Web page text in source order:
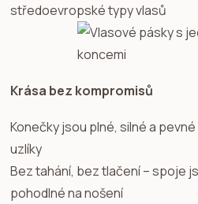
středoevropské typy vlasů
Krása bez kompromisů
Konečky jsou plné, silné a
uzlíky
Bez tahání, bez tlačení – spoje
pohodlné na nošení